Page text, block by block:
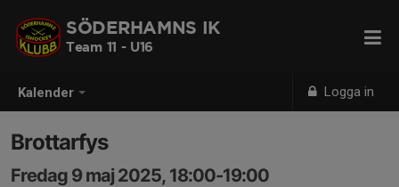
Kalender Logga in
SÖDERHAMNS IK
Team 11 - U16
Brottarfys
Fredag 9 maj 2025, 18:00-19:00